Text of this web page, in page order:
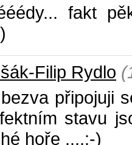
fakt
Filip Rydlo
připojuji
stavu
hoře ....:-)